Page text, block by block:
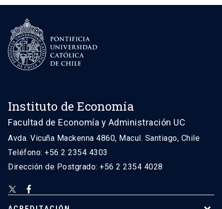
Instituto de Economía
Facultad de Economía y Administración UC
Avda. Vicuña Mackenna 4860, Macul. Santiago, Chile
Teléfono: +56 2 2354 4303
Dirección de Postgrado: +56 2 2354 4028